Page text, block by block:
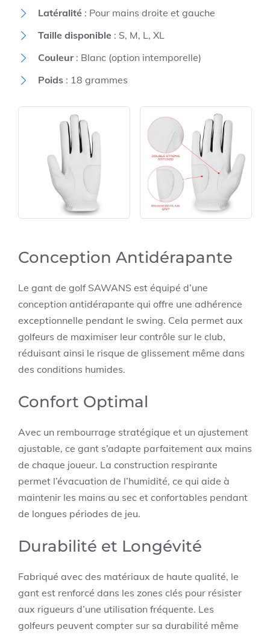
Latéralité : Pour mains droite et gauche
Taille disponible : S, M, L, XL
Couleur: Blanc (option intemporelle)
Poids : 18 grammes
Conception Antidérapante
Le gant de golf SAWANS est équipé d’une
conception antidérapante qui offre une adhérence
exceptionnelle pendant le swing. Cela permet aux
golfeurs de maximiser leur contrôle sur le club,
réduisant ainsi le risque de glissement même dans
des conditions humides.
Confort Optimal
Avec un rembourrage stratégique et un ajustement
ajustable, ce gant s’adapte parfaitement aux mains
de chaque joueur. La construction respirante
permet l’évacuation de l’humidité, ce qui aide à
maintenir les mains au sec et confortables pendant
de longues périodes de jeu.
Durabilité et Longévité
Fabriqué avec des matériaux de haute qualité, le
gant est renforcé dans les zones clés pour résister
aux rigueurs d’une utilisation fréquente. Les
golfeurs peuvent compter sur sa durabilité même